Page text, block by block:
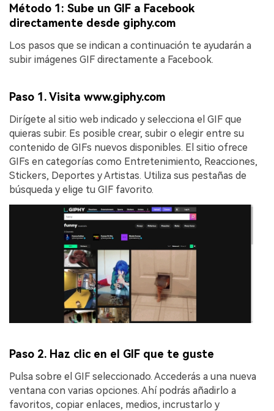
Método 1: Sube un GIF a Facebook
directamente desde giphy.com
Los pasos que se indican a continuación te ayudarán a
subir imágenes GIF directamente a Facebook.
Paso 1. Visita www.giphy.com
Dirígete al sitio web indicado y selecciona el GIF que
quieras subir. Es posible crear, subir o elegir entre su
contenido de GIFs nuevos disponibles. El sitio ofrece
GIFs en categorías como Entretenimiento, Reacciones,
Stickers, Deportes y Artistas. Utiliza sus pestañas de
búsqueda y elige tu GIF favorito.
Paso 2. Haz clic en el GIF que te guste
Pulsa sobre el GIF seleccionado. Accederás a una nueva
ventana con varias opciones. Ahí podrás añadirlo a
favoritos, copiar enlaces, medios, incrustarlo y